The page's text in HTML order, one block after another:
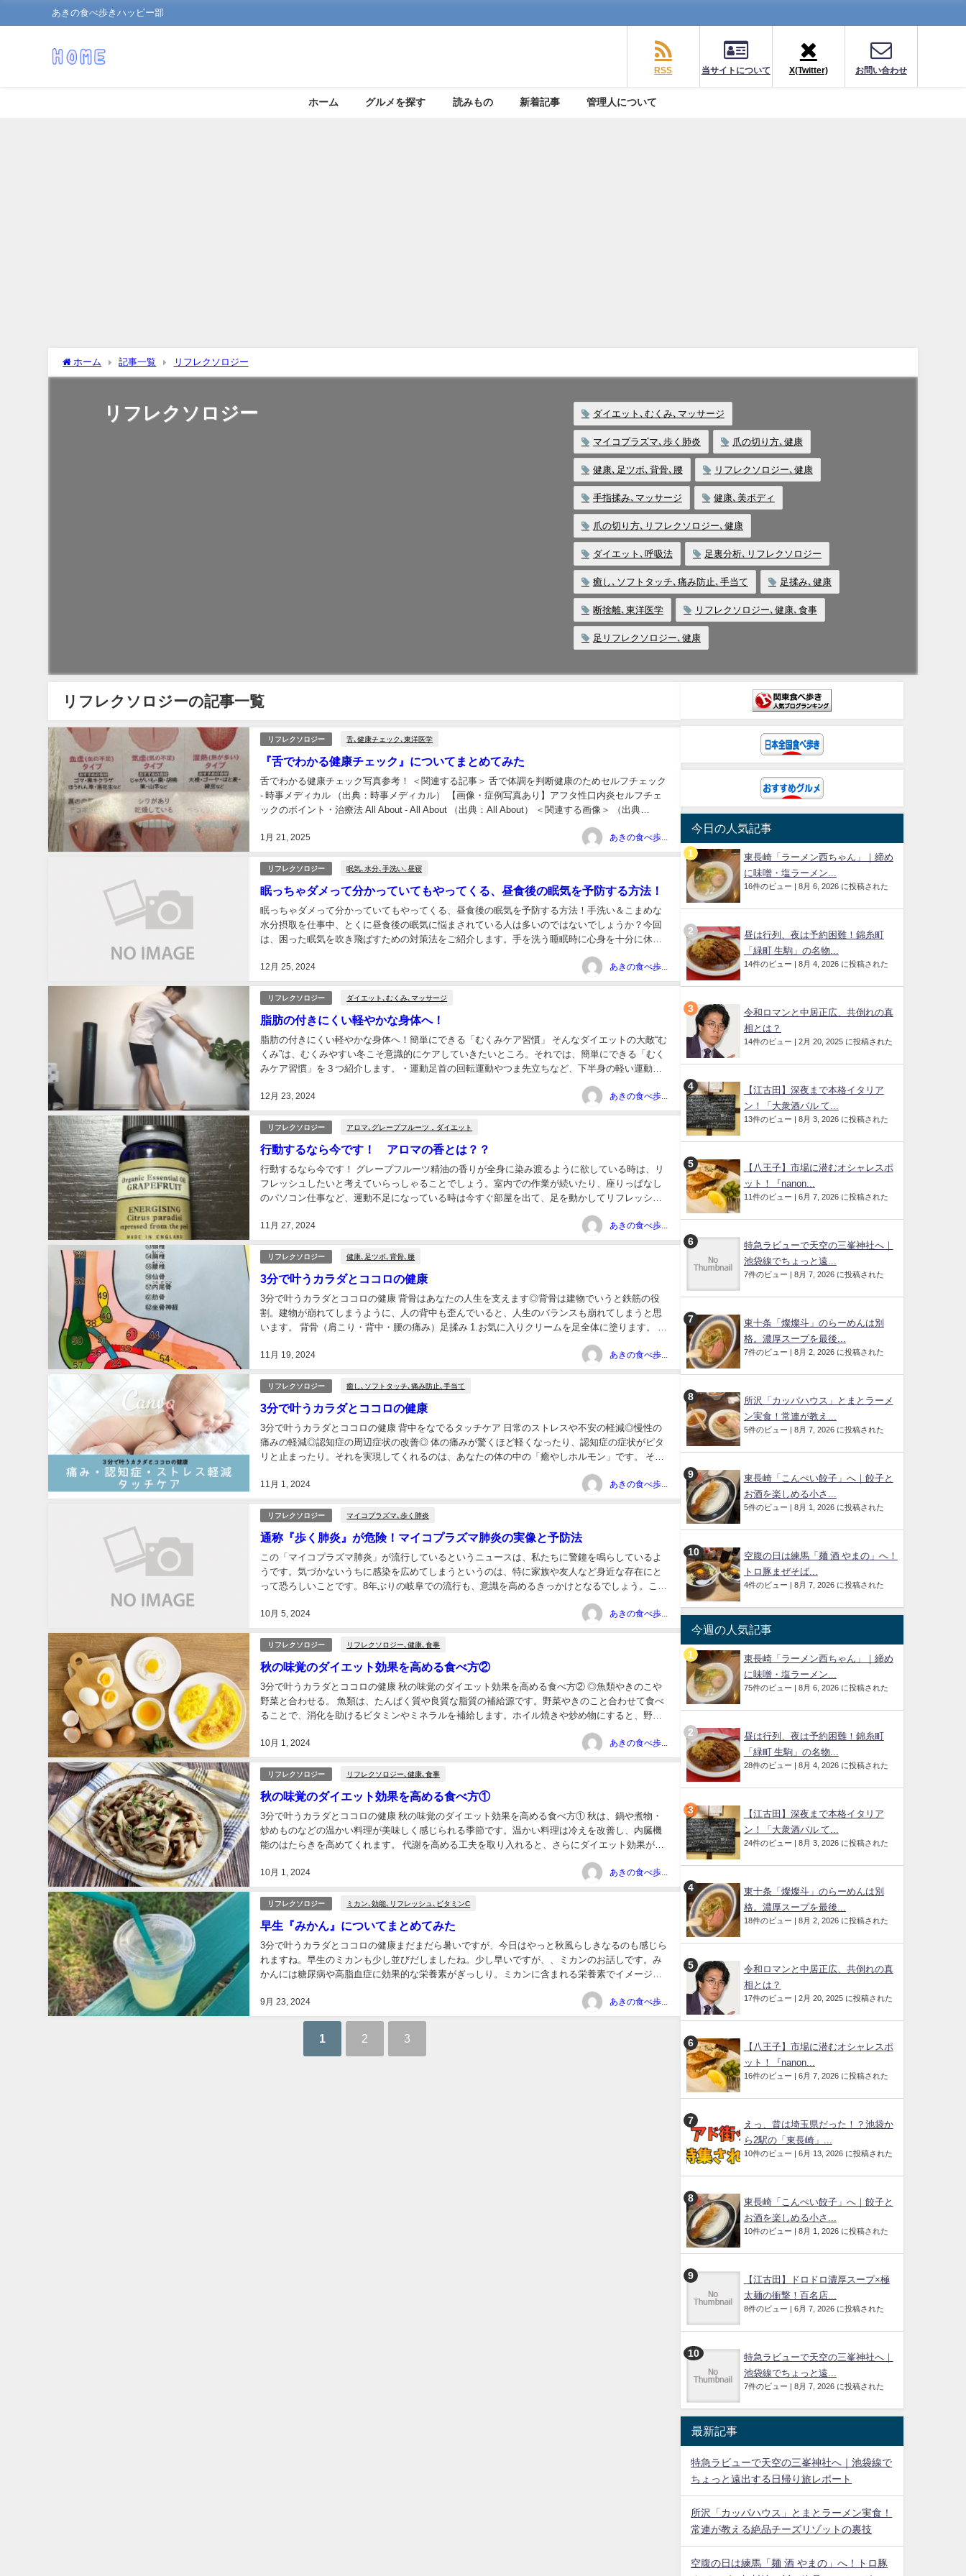
あきの食べ歩きハッピー部
RSS 当サイトについて X(Twitter) お問い合わせ
ホーム グルメを探す 読みもの 新着記事 管理人について
ホーム 記事一覧 リフレクソロジー
リフレクソロジー ダイエット､むくみ､マッサージ
マイコプラズマ､歩く肺炎 爪の切り方､健康
健康､足ツボ､背骨､腰 リフレクソロジー､健康
手指揉み､マッサージ 健康､美ボディ
爪の切り方､リフレクソロジー､健康
ダイエット､呼吸法 足裏分析､リフレクソロジー
癒し､ソフトタッチ､痛み防止､手当て 足揉み､健康
断捨離､東洋医学 リフレクソロジー､健康､食事
足リフレクソロジー､健康
リフレクソロジーの記事一覧
リフレクソロジー 舌､健康チェック､東洋医学
『舌でわかる健康チェック』についてまとめてみた
1月 21, 2025
舌でわかる健康チェック写真参考！ ＜関連する記事＞ 舌で体調を判断健康のためセルフチェック
- 時事メディカル （出典：時事メディカル） 【画像・症例写真あり】アフタ性口内炎セルフチェ
ックのポイント・治療法 All About - All About （出典：All About） ＜関連する画像＞ （出典
あきの食べ歩きハッピー部管理人
リフレクソロジー 眠気､水分､手洗い､昼寝
眠っちゃダメって分かっていてもやってくる、昼食後の眠気を予防する方法！
12月 25, 2024
眠っちゃダメって分かっていてもやってくる、昼食後の眠気を予防する方法！手洗い＆こまめな
水分摂取を仕事中、とくに昼食後の眠気に悩まされている人は多いのではないでしょうか？今回
は、困った眠気を吹き飛ばすための対策法をご紹介します。手を洗う睡眠時に心身を十分に休息
あきの食べ歩きハッピー部管理人
リフレクソロジー ダイエット､むくみ､マッサージ
脂肪の付きにくい軽やかな身体へ！
12月 23, 2024
脂肪の付きにくい軽やかな身体へ！簡単にできる「むくみケア習慣」 そんなダイエットの大敵“む
くみ”は、むくみやすい冬こそ意識的にケアしていきたいところ。それでは、簡単にできる「むく
みケア習慣」を３つ紹介します。・運動足首の回転運動やつま先立ちなど、下半身の軽い運動を
あきの食べ歩きハッピー部管理人
リフレクソロジー アロマ､グレープフルーツ，ダイエット
行動するなら今です！ アロマの香とは？？
11月 27, 2024
行動するなら今です！ グレープフルーツ精油の香りが全身に染み渡るように欲している時は、リ
フレッシュしたいと考えていらっしゃることでしょう。室内での作業が続いたり、座りっぱなし
のパソコン仕事など、運動不足になっている時は今すぐ部屋を出て、足を動かしてリフレッシュ
あきの食べ歩きハッピー部管理人
リフレクソロジー 健康､足ツボ､背骨､腰
3分で叶うカラダとココロの健康
11月 19, 2024
3分で叶うカラダとココロの健康 背骨はあなたの人生を支えます◎背骨は建物でいうと鉄筋の役
割。建物が崩れてしまうように、人の背中も歪んでいると、人生のバランスも崩れてしまうと思
います。 背骨（肩こり・背中・腰の痛み）足揉み 1.お気に入りクリームを足全体に塗ります。 2.
あきの食べ歩きハッピー部管理人
リフレクソロジー 癒し､ソフトタッチ､痛み防止､手当て
3分で叶うカラダとココロの健康
11月 1, 2024
3分で叶うカラダとココロの健康 背中をなでるタッチケア 日常のストレスや不安の軽減◎ 慢性の
痛みの軽減◎ 認知症の周辺症状の改善◎ 体の痛みが驚くほど軽くなったり、認知症の症状がピタ
リと止まったり。それを実現してくれるのは、あなたの体の中の「癒やしホルモン」です。 その
あきの食べ歩きハッピー部管理人
リフレクソロジー マイコプラズマ､歩く肺炎
通称『歩く肺炎』が危険！マイコプラズマ肺炎の実像と予防法
10月 5, 2024
この「マイコプラズマ肺炎」が流行しているというニュースは、私たちに警鐘を鳴らしているよ
うです。気づかないうちに感染を広めてしまうというのは、特に家族や友人など身近な存在にと
って恐ろしいことです。8年ぶりの岐阜での流行も、意識を高めるきっかけとなるでしょう。この
あきの食べ歩きハッピー部管理人
リフレクソロジー リフレクソロジー､健康､食事
秋の味覚のダイエット効果を高める食べ方②
10月 1, 2024
3分で叶うカラダとココロの健康 秋の味覚のダイエット効果を高める食べ方② ◎魚類やきのこや
野菜と合わせる。 魚類は、たんぱく質や良質な脂質の補給源です。野菜やきのこと合わせて食べ
ることで、消化を助けるビタミンやミネラルを補給します。ホイル焼きや炒め物にすると、野菜
あきの食べ歩きハッピー部管理人
リフレクソロジー リフレクソロジー､健康､食事
秋の味覚のダイエット効果を高める食べ方①
10月 1, 2024
3分で叶うカラダとココロの健康 秋の味覚のダイエット効果を高める食べ方① 秋は、鍋や煮物・
炒めものなどの温かい料理が美味しく感じられる季節です。温かい料理は冷えを改善し、内臓機
能のはたらきを高めてくれます。 代謝を高める工夫を取り入れると、さらにダイエット効果がア
あきの食べ歩きハッピー部管理人
リフレクソロジー ミカン､効能､リフレッシュ､ビタミンC
早生『みかん』についてまとめてみた
9月 23, 2024
3分で叶うカラダとココロの健康 まだまだら暑いですが、今日はやっと秋風らしきなるのも感じら
れますね。 早生のミカンも少し並びだしましたね。少し早いですが、、ミカンのお話しです。み
かんには糖尿病や高脂血症に効果的な栄養素がぎっしり。 ミカンに含まれる栄養素でイメージし
あきの食べ歩きハッピー部管理人
1 2 3
今日の人気記事
東長崎「ラーメン西ちゃん」｜締め
に味噌・塩ラーメン...
16件のビュー | 8月 6, 2026 に投稿された
昼は行列、夜は予約困難！錦糸町
「緑町 生駒」の名物...
14件のビュー | 8月 4, 2026 に投稿された
令和ロマンと中居正広、共倒れの真
相とは？
14件のビュー | 2月 20, 2025 に投稿された
【江古田】深夜まで本格イタリア
ン！「大衆酒バル て...
13件のビュー | 8月 3, 2026 に投稿された
【八王子】市場に潜むオシャレスポ
ット！『nanon...
11件のビュー | 6月 7, 2026 に投稿された
特急ラビューで天空の三峯神社へ｜
池袋線でちょっと遠...
7件のビュー | 8月 7, 2026 に投稿された
東十条「燦燦斗」のらーめんは別
格。濃厚スープを最後...
7件のビュー | 8月 2, 2026 に投稿された
所沢「カッパハウス」とまとラーメ
ン実食！常連が教え...
5件のビュー | 8月 7, 2026 に投稿された
東長崎「こんぺい餃子」へ｜餃子と
お酒を楽しめる小さ...
5件のビュー | 8月 1, 2026 に投稿された
空腹の日は練馬「麺 酒 やまの」へ！
トロ豚まぜそば...
4件のビュー | 8月 7, 2026 に投稿された
今週の人気記事
東長崎「ラーメン西ちゃん」｜締め
に味噌・塩ラーメン...
75件のビュー | 8月 6, 2026 に投稿された
昼は行列、夜は予約困難！錦糸町
「緑町 生駒」の名物...
28件のビュー | 8月 4, 2026 に投稿された
【江古田】深夜まで本格イタリア
ン！「大衆酒バル て...
24件のビュー | 8月 3, 2026 に投稿された
東十条「燦燦斗」のらーめんは別
格。濃厚スープを最後...
18件のビュー | 8月 2, 2026 に投稿された
令和ロマンと中居正広、共倒れの真
相とは？
17件のビュー | 2月 20, 2025 に投稿された
【八王子】市場に潜むオシャレスポ
ット！『nanon...
16件のビュー | 6月 7, 2026 に投稿された
えっ、昔は埼玉県だった！？池袋か
ら2駅の「東長崎」...
10件のビュー | 6月 13, 2026 に投稿された
東長崎「こんぺい餃子」へ｜餃子と
お酒を楽しめる小さ...
10件のビュー | 8月 1, 2026 に投稿された
【江古田】ドロドロ濃厚スープ×極
太麺の衝撃！百名店...
8件のビュー | 6月 7, 2026 に投稿された
特急ラビューで天空の三峯神社へ｜
池袋線でちょっと遠...
7件のビュー | 8月 7, 2026 に投稿された
最新記事
特急ラビューで天空の三峯神社へ｜池袋線で
ちょっと遠出する日帰り旅レポート
所沢「カッパハウス」とまとラーメン実食！
常連が教える絶品チーズリゾットの裏技
空腹の日は練馬「麺 酒 やまの」へ！トロ豚